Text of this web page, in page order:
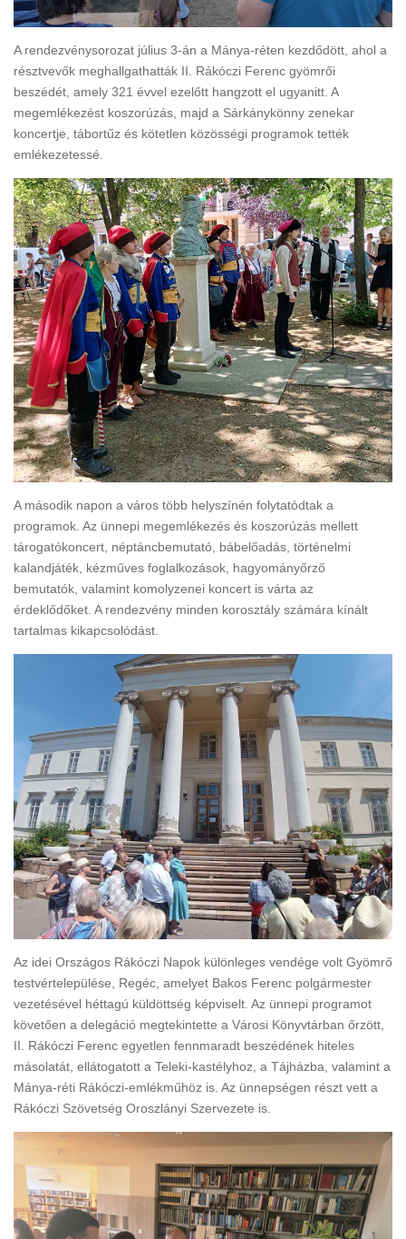
A rendezvénysorozat július 3-án a Mánya-réten kezdődött, ahol a
résztvevők meghallgathatták II. Rákóczi Ferenc gyömrői
beszédét, amely 321 évvel ezelőtt hangzott el ugyanitt. A
megemlékezést koszorúzás, majd a Sárkánykönny zenekar
koncertje, tábortűz és kötetlen közösségi programok tették
emlékezetessé.
A második napon a város több helyszínén folytatódtak a
programok. Az ünnepi megemlékezés és koszorúzás mellett
tárogatókoncert, néptáncbemutató, bábelőadás, történelmi
kalandjáték, kézműves foglalkozások, hagyományőrző
bemutatók, valamint komolyzenei koncert is várta az
érdeklődőket. A rendezvény minden korosztály számára kínált
tartalmas kikapcsolódást.
Az idei Országos Rákóczi Napok különleges vendége volt Gyömrő
testvértelepülése, Regéc, amelyet Bakos Ferenc polgármester
vezetésével héttagú küldöttség képviselt. Az ünnepi programot
követően a delegáció megtekintette a Városi Könyvtárban őrzött,
II. Rákóczi Ferenc egyetlen fennmaradt beszédének hiteles
másolatát, ellátogatott a Teleki-kastélyhoz, a Tájházba, valamint a
Mánya-réti Rákóczi-emlékműhöz is. Az ünnepségen részt vett a
Rákóczi Szövetség Oroszlányi Szervezete is.